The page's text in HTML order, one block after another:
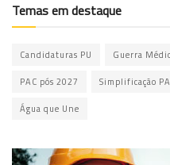
Temas em destaque
Candidaturas PU Guerra
PAC pós 2027 Simplificação
Água que Une